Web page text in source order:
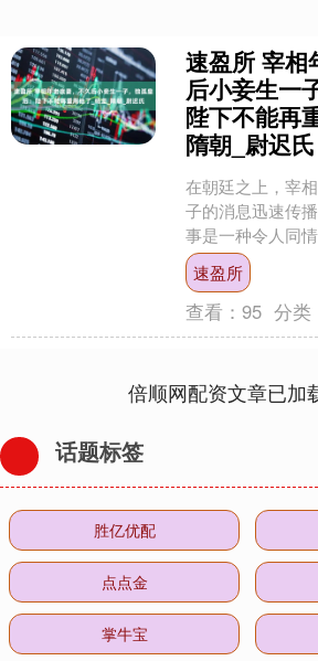
速盈所 宰相
后小妾生一
陛下不能再
隋朝_尉迟氏
在朝廷之上，宰
子的消息迅速传
事是一种令人同
一时间，他那位
一子。这件事本应
速盈所
查看：95 分类
倍顺网配资文章已加
话题标签
胜亿优配
点点金
掌牛宝